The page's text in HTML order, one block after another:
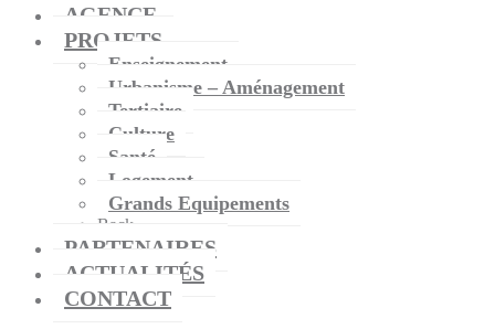
AGENCE
PROJETS
Enseignement
Urbanisme – Aménagement
Tertiaire
Culture
Santé
Logement
Grands Equipements
Back
PARTENAIRES
ACTUALITÉS
CONTACT